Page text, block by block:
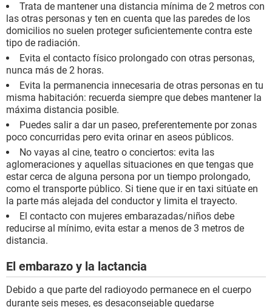
Trata de mantener una distancia mínima de 2 metros con
las otras personas y ten en cuenta que las paredes de los
domicilios no suelen proteger suficientemente contra este
tipo de radiación.
Evita el contacto físico prolongado con otras personas,
nunca más de 2 horas.
Evita la permanencia innecesaria de otras personas en tu
misma habitación: recuerda siempre que debes mantener la
máxima distancia posible.
Puedes salir a dar un paseo, preferentemente por zonas
poco concurridas pero evita orinar en aseos públicos.
No vayas al cine, teatro o conciertos: evita las
aglomeraciones y aquellas situaciones en que tengas que
estar cerca de alguna persona por un tiempo prolongado,
como el transporte público. Si tiene que ir en taxi sitúate en
la parte más alejada del conductor y limita el trayecto.
El contacto con mujeres embarazadas/niños debe
reducirse al mínimo, evita estar a menos de 3 metros de
distancia.
El embarazo y la lactancia
Debido a que parte del radioyodo permanece en el cuerpo
durante seis meses, es desaconsejable quedarse